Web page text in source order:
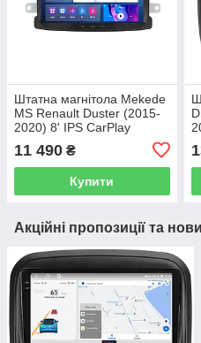
Штатна магнітола Mekede
MS Renault Duster (2015-
2020) 8' IPS CarPlay
11 490 ₴
Купити
Акційні пропозиції та